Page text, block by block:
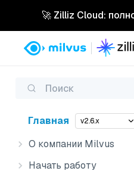
🚀 Zilliz Cloud:
Поиск
Главная v2.6.x
О компании Milvus
Начать работу